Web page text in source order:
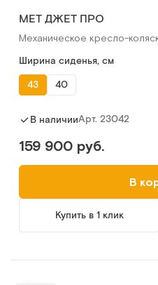
МЕТ ДЖЕТ ПРО
Механическое кресло-
Ширина сиденья, см
43
40
В наличииАрт. 23042
159 900 руб.
В
Купить в 1 клик